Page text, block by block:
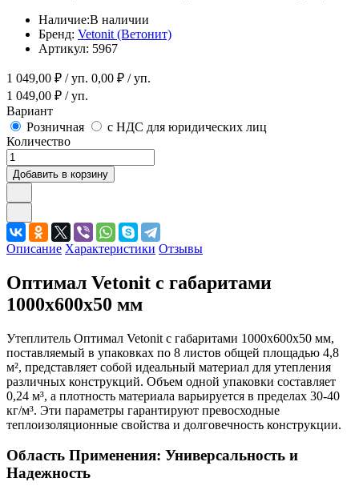
Наличие:В наличии
Бренд: Vetonit (Ветонит)
Артикул: 5967
1 049,00 ₽ / уп. 0,00 ₽ / уп.
1 049,00 ₽ / уп.
Вариант
Розничная
с НДС для юридических лиц
Количество
Добавить в корзину
Описание Характеристики Отзывы
Оптимал Vetonit с габаритами
1000x600x50 мм
Утеплитель Оптимал Vetonit с габаритами 1000x600x50 мм,
поставляемый в упаковках по 8 листов общей площадью 4,8
м², представляет собой идеальный материал для утепления
различных конструкций. Объем одной упаковки составляет
0,24 м³, а плотность материала варьируется в пределах 30-40
кг/м³. Эти параметры гарантируют превосходные
теплоизоляционные свойства и долговечность конструкции.
Область Применения: Универсальность и
Надежность